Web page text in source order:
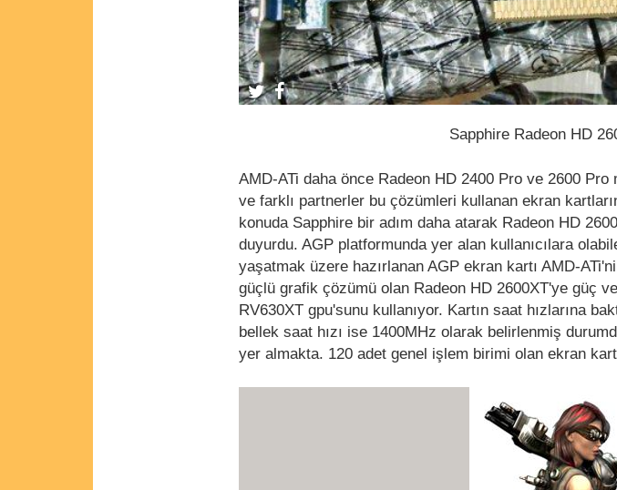
Sapphire Radeon HD
AMD-ATi daha önce Radeon HD 2400 Pro ve 2600
ve farklı partnerler bu çözümleri kullanan ekran
konuda Sapphire bir adım daha atarak Radeon HD
duyurdu. AGP platformunda yer alan kullanıcılara
yaşatmak üzere hazırlanan AGP ekran kartı AMD-
güçlü grafik çözümü olan Radeon HD 2600XT'ye güç
RV630XT gpu'sunu kullanıyor. Kartın saat hızlarına
bellek saat hızı ise 1400MHz olarak belirlenmiş
yer almakta. 120 adet genel işlem birimi olan ekran